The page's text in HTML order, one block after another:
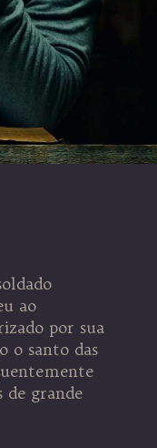
ao
por sua
o santo das
de grande